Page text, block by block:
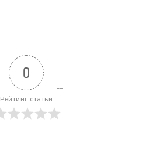
0
Рейтинг статьи